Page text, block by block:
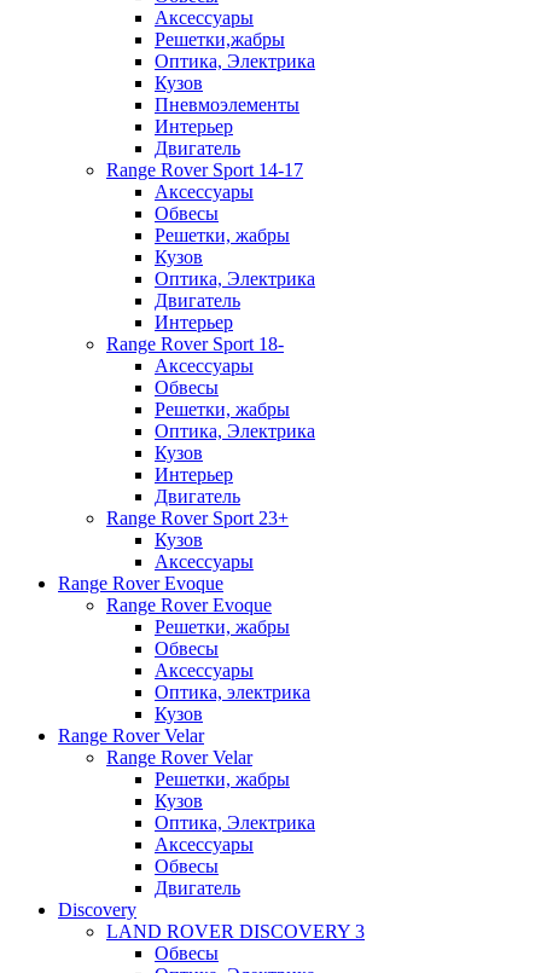
Аксессуары
Решетки,жабры
Оптика, Электрика
Кузов
Пневмоэлементы
Интерьер
Двигатель
Range Rover Sport 14-17
Аксессуары
Обвесы
Решетки, жабры
Кузов
Оптика, Электрика
Двигатель
Интерьер
Range Rover Sport 18-
Аксессуары
Обвесы
Решетки, жабры
Оптика, Электрика
Кузов
Интерьер
Двигатель
Range Rover Sport 23+
Кузов
Аксессуары
Range Rover Evoque
Range Rover Evoque
Решетки, жабры
Обвесы
Аксессуары
Оптика, электрика
Кузов
Range Rover Velar
Range Rover Velar
Решетки, жабры
Кузов
Оптика, Электрика
Аксессуары
Обвесы
Двигатель
Discovery
LAND ROVER DISCOVERY 3
Обвесы